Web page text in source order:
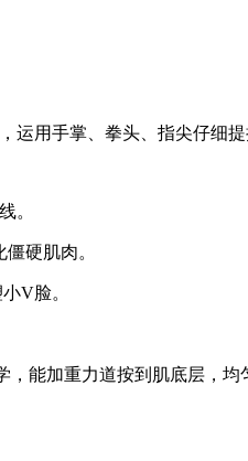
用手掌、拳头、指尖仔细
。
硬肌肉。
V脸。
能加重力道按到肌底层，